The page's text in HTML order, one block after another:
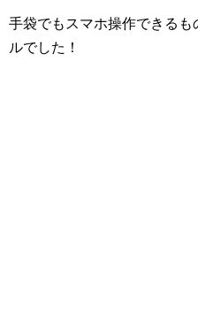
手袋でもスマホ操作できる
ルでした！